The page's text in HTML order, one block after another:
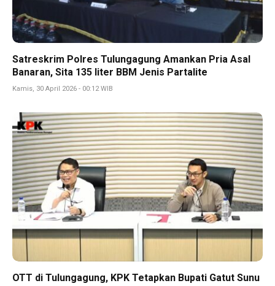
Satreskrim Polres Tulungagung Amankan Pria Asal
Banaran, Sita 135 liter BBM Jenis Partalite
Kamis, 30 April 2026 - 00:12 WIB
OTT di Tulungagung, KPK Tetapkan Bupati Gatut Sunu